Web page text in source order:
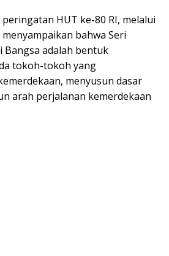
HUT ke-80 RI, melalui
bahwa Seri
Bangsa adalah bentuk
tokoh-tokoh yang
menyusun dasar
arah perjalanan kemerdekaan